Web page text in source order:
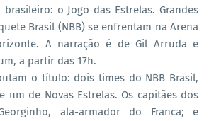
o Jogo das Estrelas. Grandes
Brasil (NBB) se enfrentam na Arena
A narração é de Gil Arruda e
a partir das 17h.
o título: dois times do NBB Brasil,
um de Novas Estrelas. Os capitães dos
ala-armador do Franca; e